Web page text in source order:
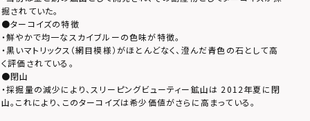
掘されていた。
●ターコイズの特徴
・鮮やかで均一なスカイブルーの色味が特徴。
・黒いマトリックス（網目模様）がほとんどなく、澄んだ青色の石として高
く評価されている。
●閉山
・採掘量の減少により、スリーピングビューティー鉱山は 2012年夏に閉
山。これにより、このターコイズは希少価値がさらに高まっている。